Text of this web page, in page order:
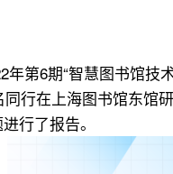
年第6期“智慧图书馆
行在上海图书馆东馆
行了报告。